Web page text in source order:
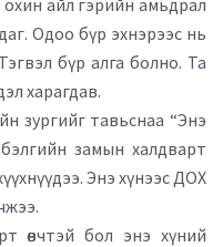
охин айл гэрийн амьдрал
Одоо бүр эхнэрээс нь
бүр алга болно. Та
харагдав.
зургийг тавьснаа “Энэ
замын халдварт
Энэ хүнээс ДОХ
өвчтэй бол энэ хүний